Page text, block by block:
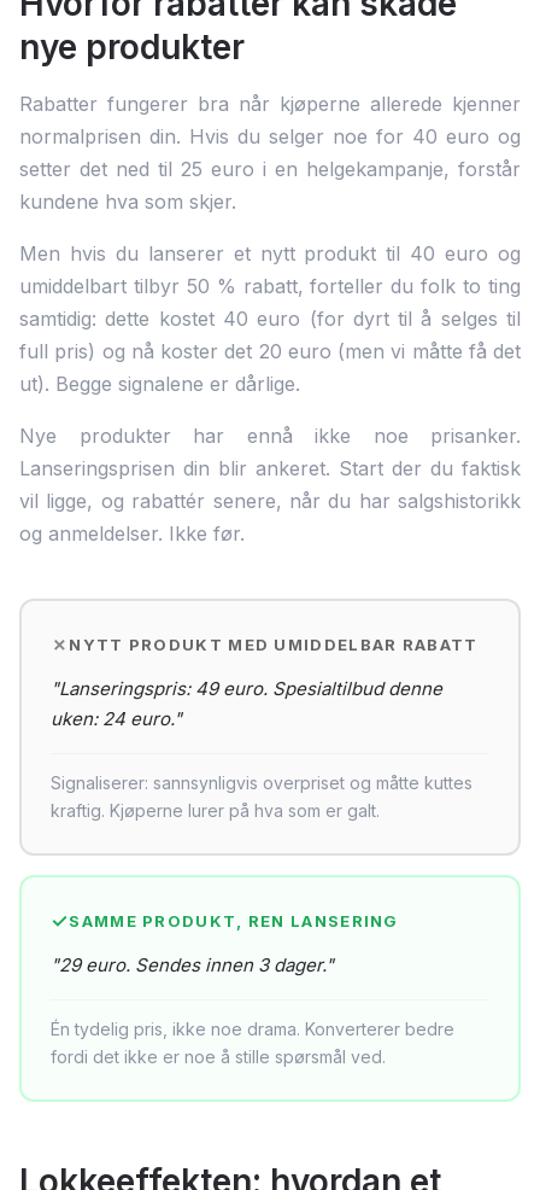
nye produkter
Rabatter fungerer bra når kjøperne allerede kjenner
normalprisen din. Hvis du selger noe for 40 euro og
setter det ned til 25 euro i en helgekampanje, forstår
kundene hva som skjer.
Men hvis du lanserer et nytt produkt til 40 euro og
umiddelbart tilbyr 50 % rabatt, forteller du folk to ting
samtidig: dette kostet 40 euro (for dyrt til å selges til
full pris) og nå koster det 20 euro (men vi måtte få det
ut). Begge signalene er dårlige.
Nye produkter har ennå ikke noe prisanker.
Lanseringsprisen din blir ankeret. Start der du faktisk
vil ligge, og rabattér senere, når du har salgshistorikk
og anmeldelser. Ikke før.
NYTT PRODUKT MED UMIDDELBAR RABATT
"Lanseringspris: 49 euro. Spesialtilbud denne
uken: 24 euro."
Signaliserer: sannsynligvis overpriset og måtte kuttes
kraftig. Kjøperne lurer på hva som er galt.
SAMME PRODUKT, REN LANSERING
"29 euro. Sendes innen 3 dager."
Én tydelig pris, ikke noe drama. Konverterer bedre
fordi det ikke er noe å stille spørsmål ved.
Lokkeeffekten: hvordan et